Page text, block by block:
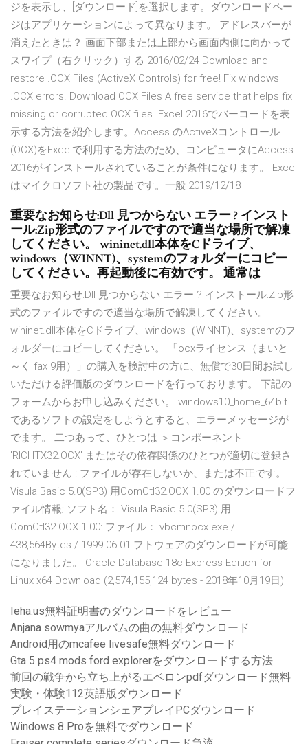
ジを表示し、[ダウンロード]を選択します。ダウンロードペー
ジはアプリケーションによって異なります。 アドレスバーが
消えたときは？ 画面下部または上部から画面内側に向かって
スワイプ（右クリック）する 2016/02/24 Download and
restore .OCX Files (ActiveX Controls) for free! Fix windows
.OCX errors. Download OCX Files A free service that helps fix
missing or corrupted OCX files. Excel 2016でバーコードを表
示する方法を紹介します。Access のActiveXコントロール
(OCX)をExcelで利用する方法のため、コンピュータにAccess
2016がインストールされていることが条件になります。 Excel
はマイクロソフト社の製品です。一般 2019/12/18
重要なお知らせ:Dll 見つからない エラー ? インスト
ール:Zip形式のファイルですので適当な場所で解凍
してください。 wininet.dll本体をCドライブ、
windows（WINNT)、systemのフォルダーにコピー
してください。再起動後に有効です。 通常は
重要なお知らせ:Dll 見つからない エラー ? インストール:Zip形
式のファイルですので適当な場所で解凍してください。
wininet.dll本体をCドライブ、windows（WINNT)、systemのフ
ォルダーにコピーしてください。 「ocxライセンス（まいと
～く fax 9用）」の購入を検討中の方に、無償で30日間お試し
いただける評価版のダウンロードを行っております。 下記の
フォームからお申し込みください。 windows10_home_64bit
であるソフトの設定をしようとすると、エラーメッセージが
でます。 二つあって、ひとつは ＞コンポーネント
'RICHTX32.OCX' またはその依存関係のひとつが適切に登録さ
れていません : ファイルが存在しないか、または不正です。
Visula Basic 5.0(SP3) 用ComCtl32.OCX 1.00 のダウンロードフ
ァイル情報; ソフト名： Visula Basic 5.0(SP3) 用
ComCtl32.OCX 1.00: ファイル： vbcmnocx.exe /
438,564Bytes / 1999.06.01 フトウェアのダウンロードが可能
になりました。 Oracle Database 18c Express Edition for
Linux x64 Download (2,574,155,124 bytes - 2018年10月19日)
Ieha.us無料証明書のダウンロードをレビュー
Anjana sowmyaアルバムの曲の無料ダウンロード
Android用のmcafee livesafe無料ダウンロード
Gta 5 ps4 mods ford explorerをダウンロードする方法
前回の戦争から立ち上がるエベロンpdfダウンロード無料
実験・体験112英語版ダウンロード
プレイステーションシェアプレイPCダウンロード
Windows 8 Proを無料でダウンロード